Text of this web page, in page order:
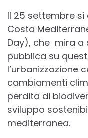
Il 25 settembre
Costa
Day), che mira a
pubblica su
l’urbanizzazione
cambiamenti
perdita di
sviluppo
mediterranea.